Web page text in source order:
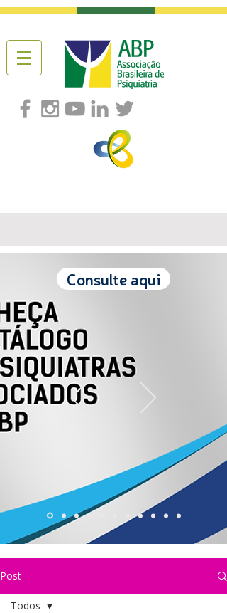
Consulte aqui
Post
Todos